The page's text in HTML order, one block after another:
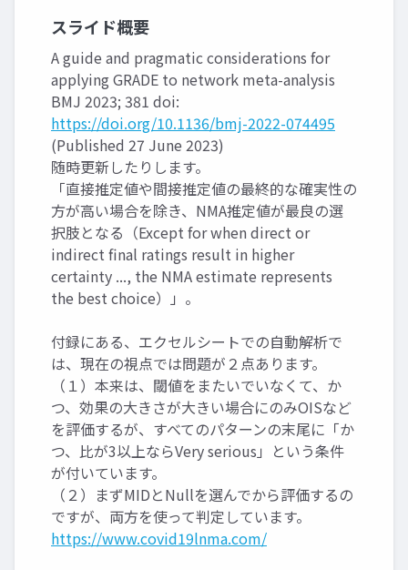
スライド概要
A guide and pragmatic considerations for
applying GRADE to network meta-analysis
BMJ 2023; 381 doi:
https://doi.org/10.1136/bmj-2022-074495
(Published 27 June 2023)
随時更新したりします。
「直接推定値や間接推定値の最終的な確実性の
方が高い場合を除き、NMA推定値が最良の選
択肢となる（Except for when direct or
indirect final ratings result in higher
certainty ..., the NMA estimate represents
the best choice）」。
付録にある、エクセルシートでの自動解析で
は、現在の視点では問題が２点あります。
（１）本来は、閾値をまたいでいなくて、か
つ、効果の大きさが大きい場合にのみOISなど
を評価するが、すべてのパターンの末尾に「か
つ、比が3以上ならVery serious」という条件
が付いています。
（２）まずMIDとNullを選んでから評価するの
ですが、両方を使って判定しています。
https://www.covid19lnma.com/